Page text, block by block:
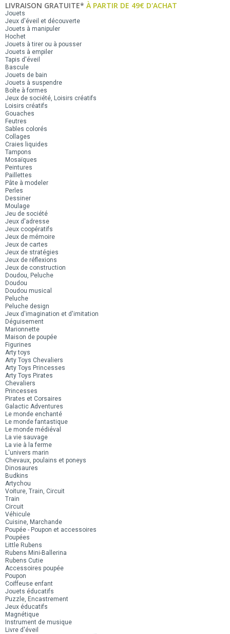
LIVRAISON GRATUITE* À PARTIR DE 49€ D'ACHAT
Jouets
Jeux d'éveil et découverte
Jouets à manipuler
Hochet
Jouets à tirer ou à pousser
Jouets à empiler
Tapis d'éveil
Bascule
Jouets de bain
Jouets à suspendre
Boîte à formes
Jeux de société, Loisirs créatifs
Loisirs créatifs
Gouaches
Feutres
Sables colorés
Collages
Craies liquides
Tampons
Mosaïques
Peintures
Paillettes
Pâte à modeler
Perles
Dessiner
Moulage
Jeu de société
Jeux d'adresse
Jeux coopératifs
Jeux de mémoire
Jeux de cartes
Jeux de stratégies
Jeux de réflexions
Jeux de construction
Doudou, Peluche
Doudou
Doudou musical
Peluche
Peluche design
Jeux d'imagination et d'imitation
Déguisement
Marionnette
Maison de poupée
Figurines
Arty toys
Arty Toys Chevaliers
Arty Toys Princesses
Arty Toys Pirates
Chevaliers
Princesses
Pirates et Corsaires
Galactic Adventures
Le monde enchanté
Le monde fantastique
Le monde médiéval
La vie sauvage
La vie à la ferme
L'univers marin
Chevaux, poulains et poneys
Dinosaures
Budkins
Artychou
Voiture, Train, Circuit
Train
Circuit
Véhicule
Cuisine, Marchande
Poupée - Poupon et accessoires
Poupées
Little Rubens
Rubens Mini-Ballerina
Rubens Cutie
Accessoires poupée
Poupon
Coiffeuse enfant
Jouets éducatifs
Puzzle, Encastrement
Jeux éducatifs
Magnétique
Instrument de musique
Livre d'éveil